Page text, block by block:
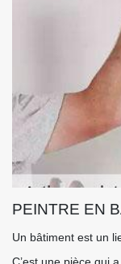
PEINTRE EN
Un bâtiment est un